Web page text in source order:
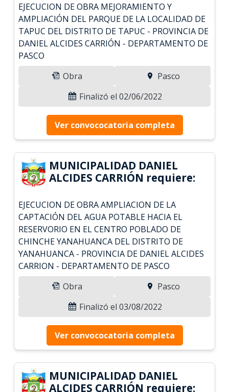
EJECUCION DE OBRA MEJORAMIENTO Y
AMPLIACIÓN DEL PARQUE DE LA LOCALIDAD DE
TAPUC DEL DISTRITO DE TAPUC - PROVINCIA DE
DANIEL ALCIDES CARRIÓN - DEPARTAMENTO DE
PASCO
Obra
Pasco
Finalizó el 02/06/2022
Ver convococatoria completa
MUNICIPALIDAD DANIEL
ALCIDES CARRIÓN requiere:
EJECUCION DE OBRA AMPLIACION DE LA
CAPTACIÓN DEL AGUA POTABLE HACIA EL
RESERVORIO EN EL CENTRO POBLADO DE
CHINCHE YANAHUANCA DEL DISTRITO DE
YANAHUANCA - PROVINCIA DE DANIEL ALCIDES
CARRION - DEPARTAMENTO DE PASCO
Obra
Pasco
Finalizó el 03/08/2022
Ver convococatoria completa
MUNICIPALIDAD DANIEL
ALCIDES CARRIÓN requiere: